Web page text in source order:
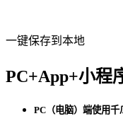
一键保存到本地
PC+App+小程
PC（电脑）端使用千